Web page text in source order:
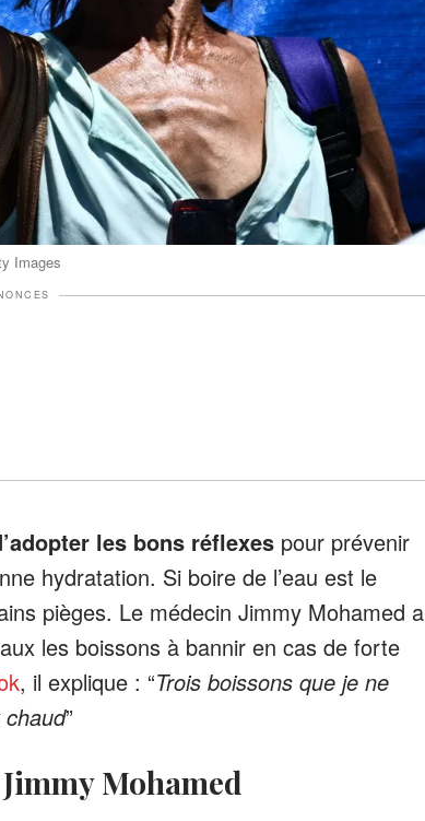
Images
les bons réflexes pour prévenir
hydratation. Si boire de l’eau est le
pièges. Le médecin Jimmy Mohamed a
les boissons à bannir en cas de forte
, il explique : “Trois boissons que je ne
chaud”
Jimmy Mohamed